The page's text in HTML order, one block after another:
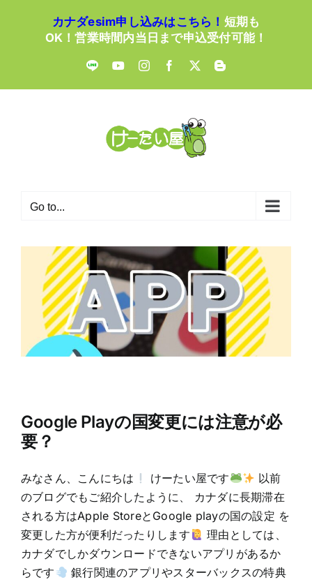
カナダesim申し込みはこちら！ 短期も
OK！営業時間内当日まで申込受付可能！
LINE YouTubeInstagramFacebook
X Blogger
Go to...
Google Playの国変更には注意が必
要？
みなさん、こんにちは けーたい屋です
以前
のブログでもご紹介したように、 カナダに長期滞在
される方はApple StoreとGoogle playの国の設定 を
変更した方が便利だったりします
理由としては、
カナダでしかダウンロードできないアプリがあるか
らです
銀行関連のアプリやスターバックスの特典